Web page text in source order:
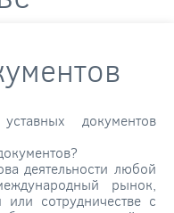
документов
деятельности любой
рынок,
сотрудничестве с